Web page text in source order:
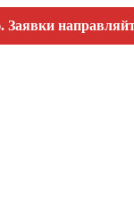
направляйте на